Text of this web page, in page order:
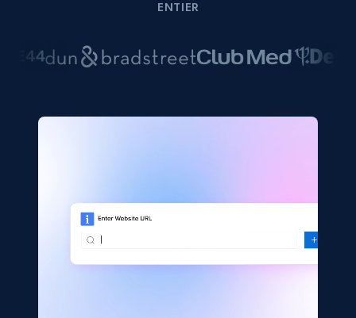
ENTIER